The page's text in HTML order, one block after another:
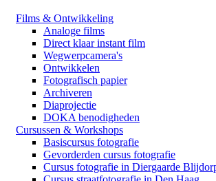
Films & Ontwikkeling
Analoge films
Direct klaar instant film
Wegwerpcamera's
Ontwikkelen
Fotografisch papier
Archiveren
Diaprojectie
DOKA benodigheden
Cursussen & Workshops
Basiscursus fotografie
Gevorderden cursus fotografie
Cursus fotografie in Diergaarde